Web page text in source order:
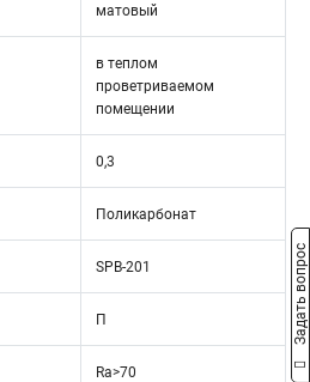
матовый
в теплом
проветриваемом
помещении
0,3
Поликарбонат
SPB-201
П
Ra>70
Задать вопрос